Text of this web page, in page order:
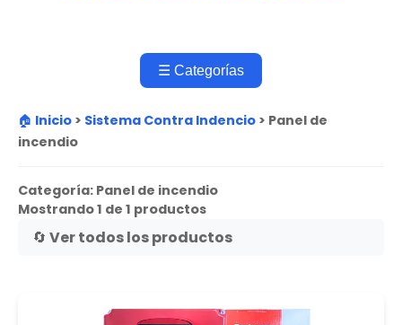
☰ Categorías
🏠 Inicio > Sistema Contra Indencio > Panel de
incendio
Categoría: Panel de incendio
Mostrando 1 de 1 productos
🔄 Ver todos los productos